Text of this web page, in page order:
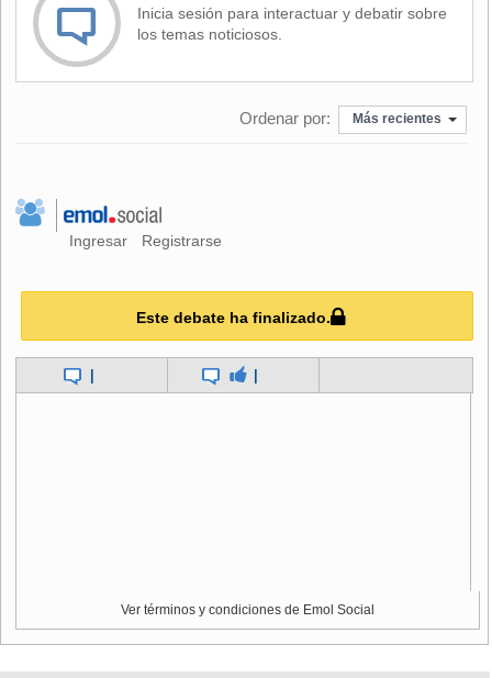
Inicia sesión para interactuar y debatir sobre
los temas noticiosos.
Ordenar por: Más recientes
Ingresar Registrarse
Este debate ha finalizado.
Ver términos y condiciones de Emol Social